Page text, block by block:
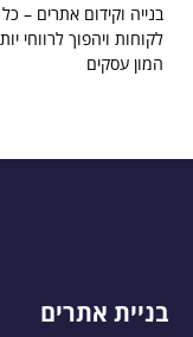
בנייה וקידום אתרים –
לקוחות ויהפוך לרווחי
המון עסקים
בניית אתרים